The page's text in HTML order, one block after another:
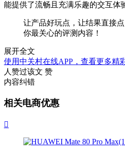
能提供了流畅且充满乐趣的交互体
让产品好玩点，让结果直接
你最关心的评测内容！
展开全文
使用中关村在线APP，查看更多精
人赞过该文 赞
内容纠错
相关电商优惠
